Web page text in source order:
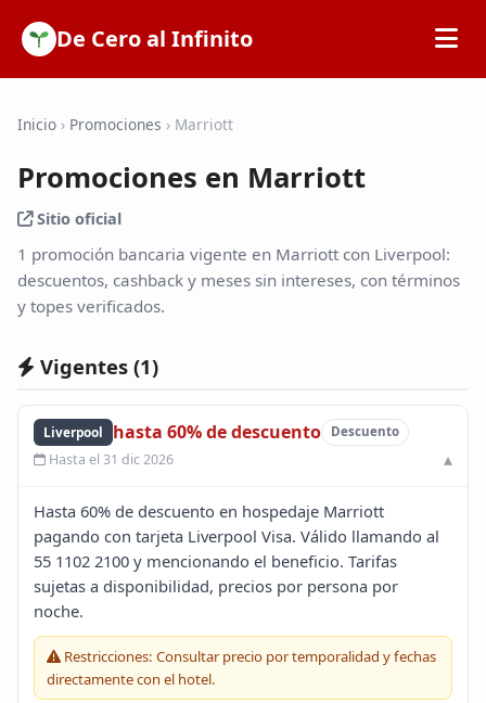
De Cero al Infinito
SOFIPOs
Calculadoras
Tarjetas de Crédito
Promociones
Blog
Infinito
Inicio › Promociones › Marriott
Promociones en Marriott
Sitio oficial
1 promoción bancaria vigente en Marriott con Liverpool:
descuentos, cashback y meses sin intereses, con términos
y topes verificados.
Vigentes (1)
Liverpool hasta 60% de descuento Descuento
Hasta el 31 dic 2026
Hasta 60% de descuento en hospedaje Marriott
pagando con tarjeta Liverpool Visa. Válido llamando al
55 1102 2100 y mencionando el beneficio. Tarifas
sujetas a disponibilidad, precios por persona por
noche.
Restricciones: Consultar precio por temporalidad y fechas
directamente con el hotel.